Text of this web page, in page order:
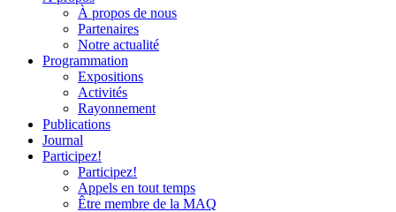
À propos de nous
Partenaires
Notre actualité
Programmation
Expositions
Activités
Rayonnement
Publications
Journal
Participez!
Participez!
Appels en tout temps
Être membre de la MAQ